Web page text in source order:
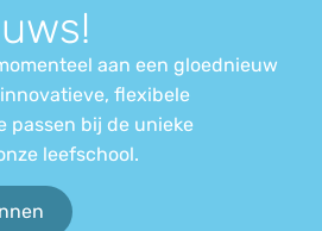
aan een gloednieuw
flexibele
passen bij de unieke
leefschool.